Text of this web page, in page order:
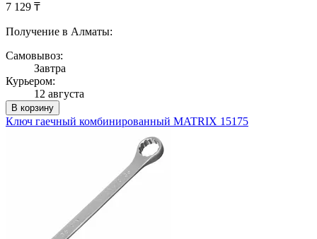
7 129 ₸
Получение в Алматы:
Самовывоз:
Завтра
Курьером:
12 августа
В корзину
Ключ гаечный комбинированный MATRIX 15175